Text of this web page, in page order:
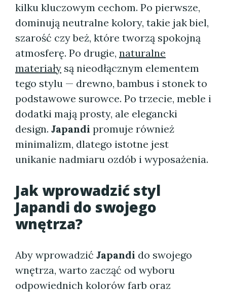
kilku kluczowym cechom. Po pierwsze,
dominują neutralne kolory, takie jak biel,
szarość czy beż, które tworzą spokojną
atmosferę. Po drugie, naturalne
materiały są nieodłącznym elementem
tego stylu — drewno, bambus i stonek to
podstawowe surowce. Po trzecie, meble i
dodatki mają prosty, ale elegancki
design. Japandi promuje również
minimalizm, dlatego istotne jest
unikanie nadmiaru ozdób i wyposażenia.
Jak wprowadzić styl
Japandi do swojego
wnętrza?
Aby wprowadzić Japandi do swojego
wnętrza, warto zacząć od wyboru
odpowiednich kolorów farb oraz